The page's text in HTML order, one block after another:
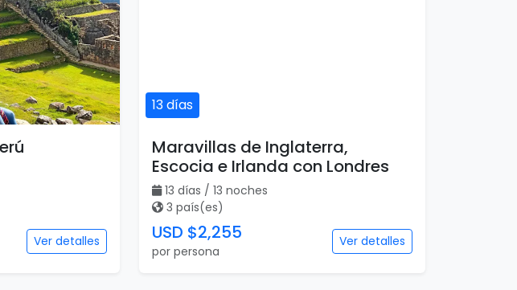
Ver detalles
13 días
Maravillas de Inglaterra,
Escocia e Irlanda con Londres
13 días / 13 noches
3 país(es)
USD $2,255
por persona
Ver detalles